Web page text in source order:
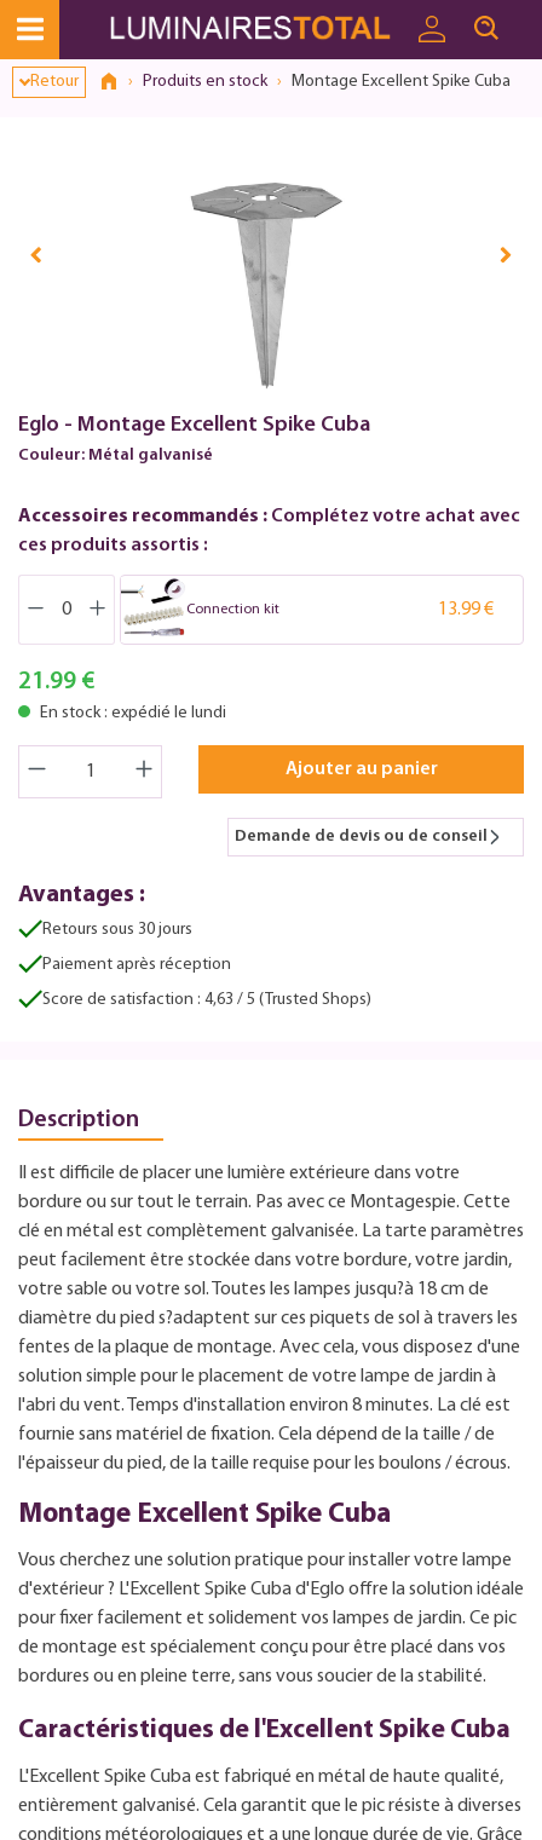
Retour Produits en stock Montage Excellent Spike Cuba
Eglo - Montage Excellent Spike Cuba
Couleur: Métal galvanisé
Accessoires recommandés : Complétez votre achat avec
ces produits assortis :
Connection kit 13.99 €
21.99 €
En stock : expédié le lundi
Ajouter au panier
Demande de devis ou de conseil
Avantages :
Retours sous 30 jours
Paiement après réception
Score de satisfaction : 4,63 / 5 (Trusted Shops)
Description
Il est difficile de placer une lumière extérieure dans votre
bordure ou sur tout le terrain. Pas avec ce Montagespie. Cette
clé en métal est complètement galvanisée. La tarte paramètres
peut facilement être stockée dans votre bordure, votre jardin,
votre sable ou votre sol. Toutes les lampes jusqu?à 18 cm de
diamètre du pied s?adaptent sur ces piquets de sol à travers les
fentes de la plaque de montage. Avec cela, vous disposez d'une
solution simple pour le placement de votre lampe de jardin à
l'abri du vent. Temps d'installation environ 8 minutes. La clé est
fournie sans matériel de fixation. Cela dépend de la taille / de
l'épaisseur du pied, de la taille requise pour les boulons / écrous.
Montage Excellent Spike Cuba
Vous cherchez une solution pratique pour installer votre lampe
d'extérieur ? L'Excellent Spike Cuba d'Eglo offre la solution idéale
pour fixer facilement et solidement vos lampes de jardin. Ce pic
de montage est spécialement conçu pour être placé dans vos
bordures ou en pleine terre, sans vous soucier de la stabilité.
Caractéristiques de l'Excellent Spike Cuba
L'Excellent Spike Cuba est fabriqué en métal de haute qualité,
entièrement galvanisé. Cela garantit que le pic résiste à diverses
conditions météorologiques et a une longue durée de vie. Grâce